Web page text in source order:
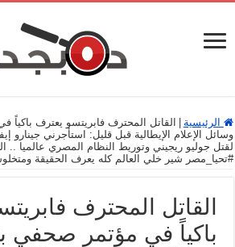
الرئيسية
القاتل المحترف فابريتسو يعترف
وسائل الإعلام الإيطالية قبل قليل: استأجرني جينارو
لقتل جوليو ريجيني وتوريط النظام المصري عالميا ..
#تحيا_مصر شير خلي العالم كله يعرف الحقيقة
القاتل المحترف
باكياً في مؤتمر صحفي